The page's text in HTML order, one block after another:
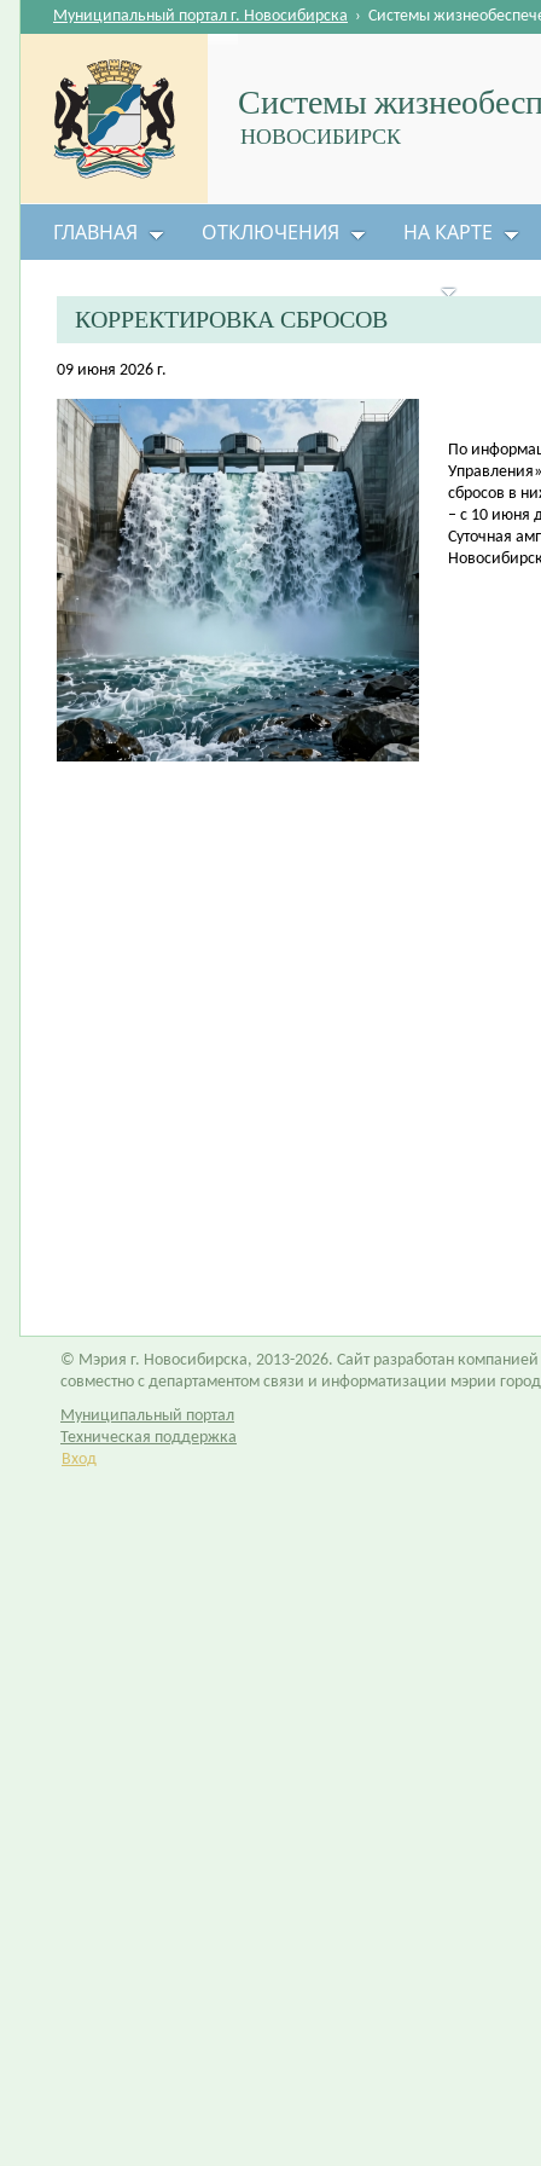
Системы
НОВОСИБИРСК
Муниципальный портал г. Новосибирска › Системы
ГЛАВНАЯ ОТКЛЮЧЕНИЯ НА КАРТЕ
КОРРЕКТИРОВКА СБРОСОВ
09 июня 2026 г.
По
сбросов в
– с 10 июня
Суточная
© Мэрия г. Новосибирска, 2013-2026. Сайт разработан компанией
совместно с департаментом связи и информатизации мэрии
Муниципальный портал
Техническая поддержка
Вход